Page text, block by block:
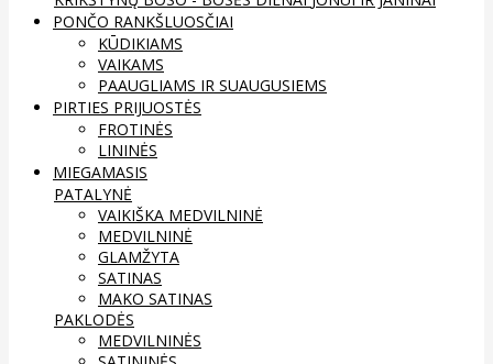
PONČO RANKŠLUOSČIAI
KŪDIKIAMS
VAIKAMS
PAAUGLIAMS IR SUAUGUSIEMS
PIRTIES PRIJUOSTĖS
FROTINĖS
LININĖS
MIEGAMASIS
PATALYNĖ
VAIKIŠKA MEDVILNINĖ
MEDVILNINĖ
GLAMŽYTA
SATINAS
MAKO SATINAS
PAKLODĖS
MEDVILNINĖS